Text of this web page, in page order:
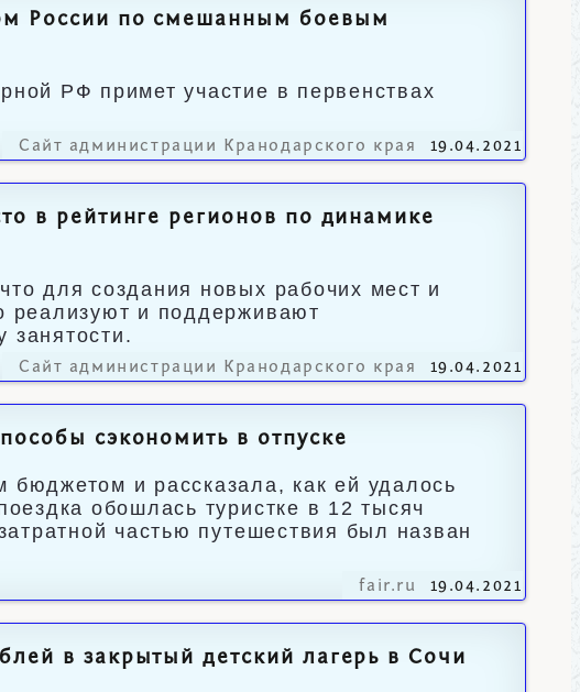
России по смешанным боевым
РФ примет участие в первенствах
Сайт администрации Кранодарского края 19.04.2021
в рейтинге регионов по динамике
для создания новых рабочих мест и
реализуют и поддерживают
занятости.
Сайт администрации Кранодарского края 19.04.2021
сэкономить в отпуске
и рассказала, как ей удалось
обошлась туристке в 12 тысяч
частью путешествия был назван
fair.ru 19.04.2021
в закрытый детский лагерь в Сочи